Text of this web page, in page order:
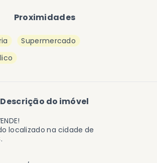
Proximidades
Supermercado
Descrição do imóvel
localizado na cidade de